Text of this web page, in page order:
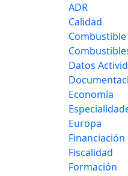
ADR
Calidad
Combustible
Datos
Economía
Europa
Financiación
Fiscalidad
Formación